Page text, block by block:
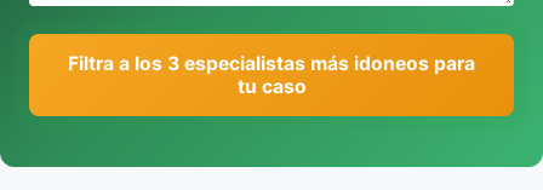
Filtra a los 3 especialistas más idoneos para
tu caso